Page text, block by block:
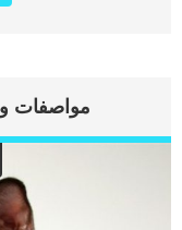
السلوكي الطبيعي, بمعنى
اثر اللعق المفرط او
طبيعية لتهدئة الكلاب.. تعرف
مواصفات